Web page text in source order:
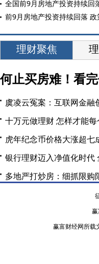
全国前9月房地产投资持续回
前9月房地产投资持续回落
理财聚焦
何止买房难！看
虞凌云冤案：互联网金融
十万元做理财 怎样才能
虎年纪念币价格大涨超
银行理财迈入净值化时代
多地严打炒房：细抓限购
赢富财经网所载